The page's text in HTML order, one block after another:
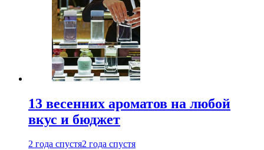
13 весенних ароматов на любой
вкус и бюджет
2 года спустя2 года спустя